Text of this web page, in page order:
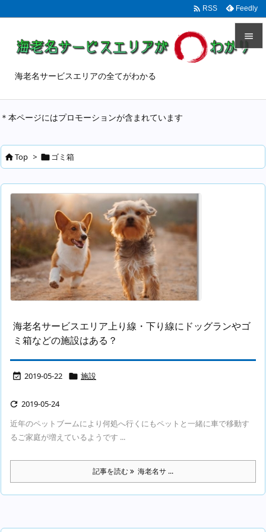

次へ

 RSS Feedly
海老名サービスエリアの全てがわかる
＊本ページにはプロモーションが含まれています
Top > ゴミ箱
海老名サービスエリア上り線・下り線にドッグランやゴ
ミ箱などの施設はある？
 2019-05-22  施設
 2019-05-24
近年のペットブームにより何処へ行くにもペットと一緒に車で移動す
るご家庭が増えているようです ...
記事を読む 海老名サ ...